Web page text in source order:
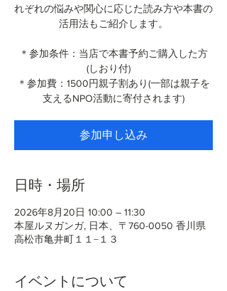
れぞれの悩みや関心に応じた読み方や本書の
活用法もご紹介します。
＊参加条件：当店で本書予約ご購入した方
(しおり付)
＊参加費：1500円親子割あり(一部は親子を
支えるNPO活動に寄付されます)
参加申し込み
日時・場所
2026年8月20日 10:00 – 11:30
本屋ルヌガンガ, 日本、〒760-0050 香川県
高松市亀井町１１−１３
イベントについて